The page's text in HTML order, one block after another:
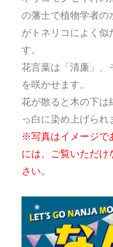
の藩士で植物学者の
がトネリコによく似
す。
花言葉は「清廉」、
を咲かせます。
花が散ると木の下は
っ白に染め上げられ
※写真はイメージで
には、ご覧いただけ
さい。